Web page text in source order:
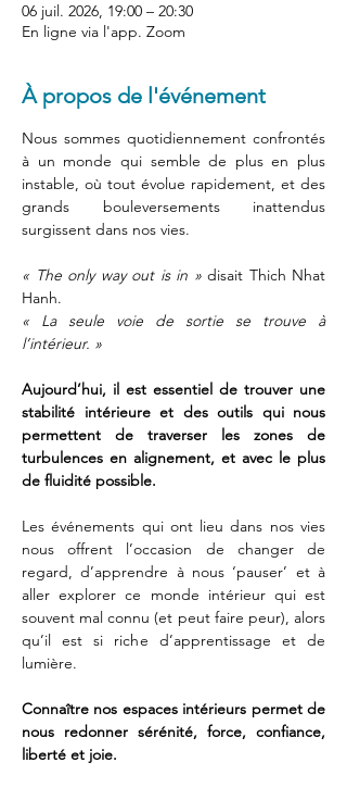
06 juil. 2026, 19:00 – 20:30
En ligne via l'app. Zoom
À propos de l'événement
Nous sommes quotidiennement confrontés
à un monde qui semble de plus en plus
instable, où tout évolue rapidement, et des
grands bouleversements inattendus
surgissent dans nos vies.
« The only way out is in » disait Thich Nhat
Hanh.
« La seule voie de sortie se trouve à
l’intérieur. »
Aujourd’hui, il est essentiel de trouver une
stabilité intérieure et des outils qui nous
permettent de traverser les zones de
turbulences en alignement, et avec le plus
de fluidité possible.
Les événements qui ont lieu dans nos vies
nous offrent l’occasion de changer de
regard, d’apprendre à nous ‘pauser’ et à
aller explorer ce monde intérieur qui est
souvent mal connu (et peut faire peur), alors
qu’il est si riche d’apprentissage et de
lumière.
Connaître nos espaces intérieurs permet de
nous redonner sérénité, force, confiance,
liberté et joie.